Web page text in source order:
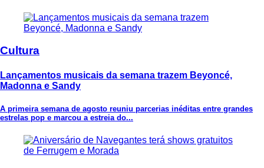
Cultura
Lançamentos musicais da semana trazem Beyoncé,
Madonna e Sandy
A primeira semana de agosto reuniu parcerias inéditas entre grandes
estrelas pop e marcou a estreia do...